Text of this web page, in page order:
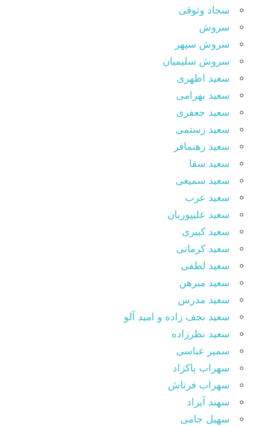
سجاد وثوقى
سروش
سروش سپهر
سروش سلیمیان
سعید اظهری
سعید بهرامی
سعید جعفری
سعید رستمی
سعید رهنمافر
سعید سقا
سعید سمیعی
سعید عرب
سعید علیپوریان
سعید کبیری
سعید کرمانی
سعید لطفی
سعید مبرهن
سعید مدرس
سعید نجف زاده و امید آلو
سعید نظرزاده
سمیر عباسی
سهراب پاکزاد
سهراب فرتاش
سهند آیراد
سهیل جامی